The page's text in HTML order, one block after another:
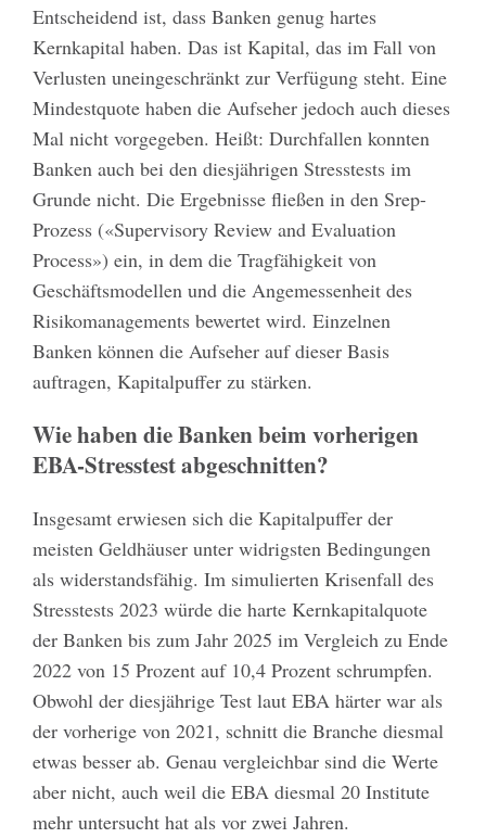
Entscheidend ist, dass Banken genug hartes
Kernkapital haben. Das ist Kapital, das im Fall von
Verlusten uneingeschränkt zur Verfügung steht. Eine
Mindestquote haben die Aufseher jedoch auch dieses
Mal nicht vorgegeben. Heißt: Durchfallen konnten
Banken auch bei den diesjährigen Stresstests im
Grunde nicht. Die Ergebnisse fließen in den Srep-
Prozess («Supervisory Review and Evaluation
Process») ein, in dem die Tragfähigkeit von
Geschäftsmodellen und die Angemessenheit des
Risikomanagements bewertet wird. Einzelnen
Banken können die Aufseher auf dieser Basis
auftragen, Kapitalpuffer zu stärken.
Wie haben die Banken beim vorherigen
EBA-Stresstest abgeschnitten?
Insgesamt erwiesen sich die Kapitalpuffer der
meisten Geldhäuser unter widrigsten Bedingungen
als widerstandsfähig. Im simulierten Krisenfall des
Stresstests 2023 würde die harte Kernkapitalquote
der Banken bis zum Jahr 2025 im Vergleich zu Ende
2022 von 15 Prozent auf 10,4 Prozent schrumpfen.
Obwohl der diesjährige Test laut EBA härter war als
der vorherige von 2021, schnitt die Branche diesmal
etwas besser ab. Genau vergleichbar sind die Werte
aber nicht, auch weil die EBA diesmal 20 Institute
mehr untersucht hat als vor zwei Jahren.